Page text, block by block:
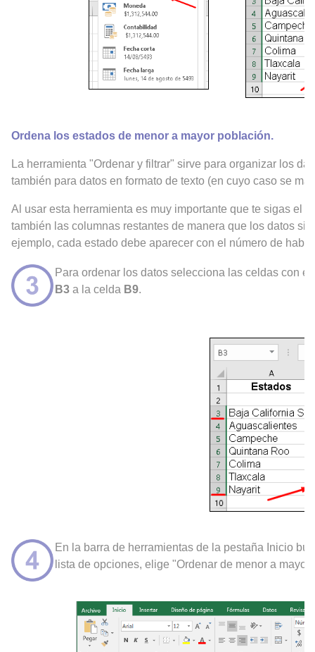
Ordena los estados de menor a mayor población.
La herramienta "Ordenar y filtrar" sirve para organizar los
también para datos en formato de texto (en cuyo caso se
Al usar esta herramienta es muy importante que te sigas el
también las columnas restantes de manera que los datos
ejemplo, cada estado debe aparecer con el número de
Para ordenar los datos selecciona las celdas con
B3 a la celda B9.
En la barra de herramientas de la pestaña Inicio
lista de opciones, elige "Ordenar de menor a